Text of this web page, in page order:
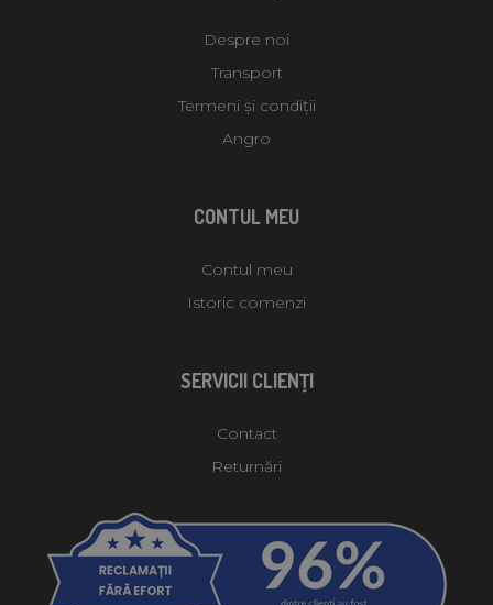
Despre noi
Transport
Termeni și condiții
Angro
CONTUL MEU
Contul meu
Istoric comenzi
SERVICII CLIENŢI
Contact
Returnări